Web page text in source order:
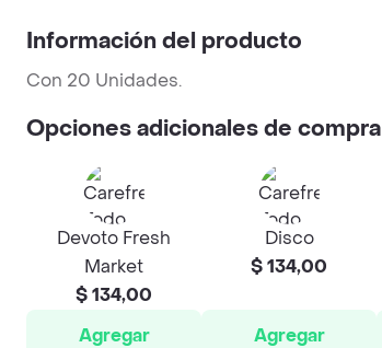
Información del producto
Con 20 Unidades.
Opciones adicionales de compra
Devoto Fresh
Market
$ 134,00
Agregar
Disco
$ 134,00
Agregar